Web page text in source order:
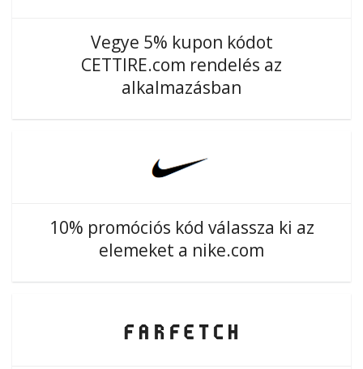
Vegye 5% kupon kódot
CETTIRE.com rendelés az
alkalmazásban
10% promóciós kód válassza ki az
elemeket a nike.com